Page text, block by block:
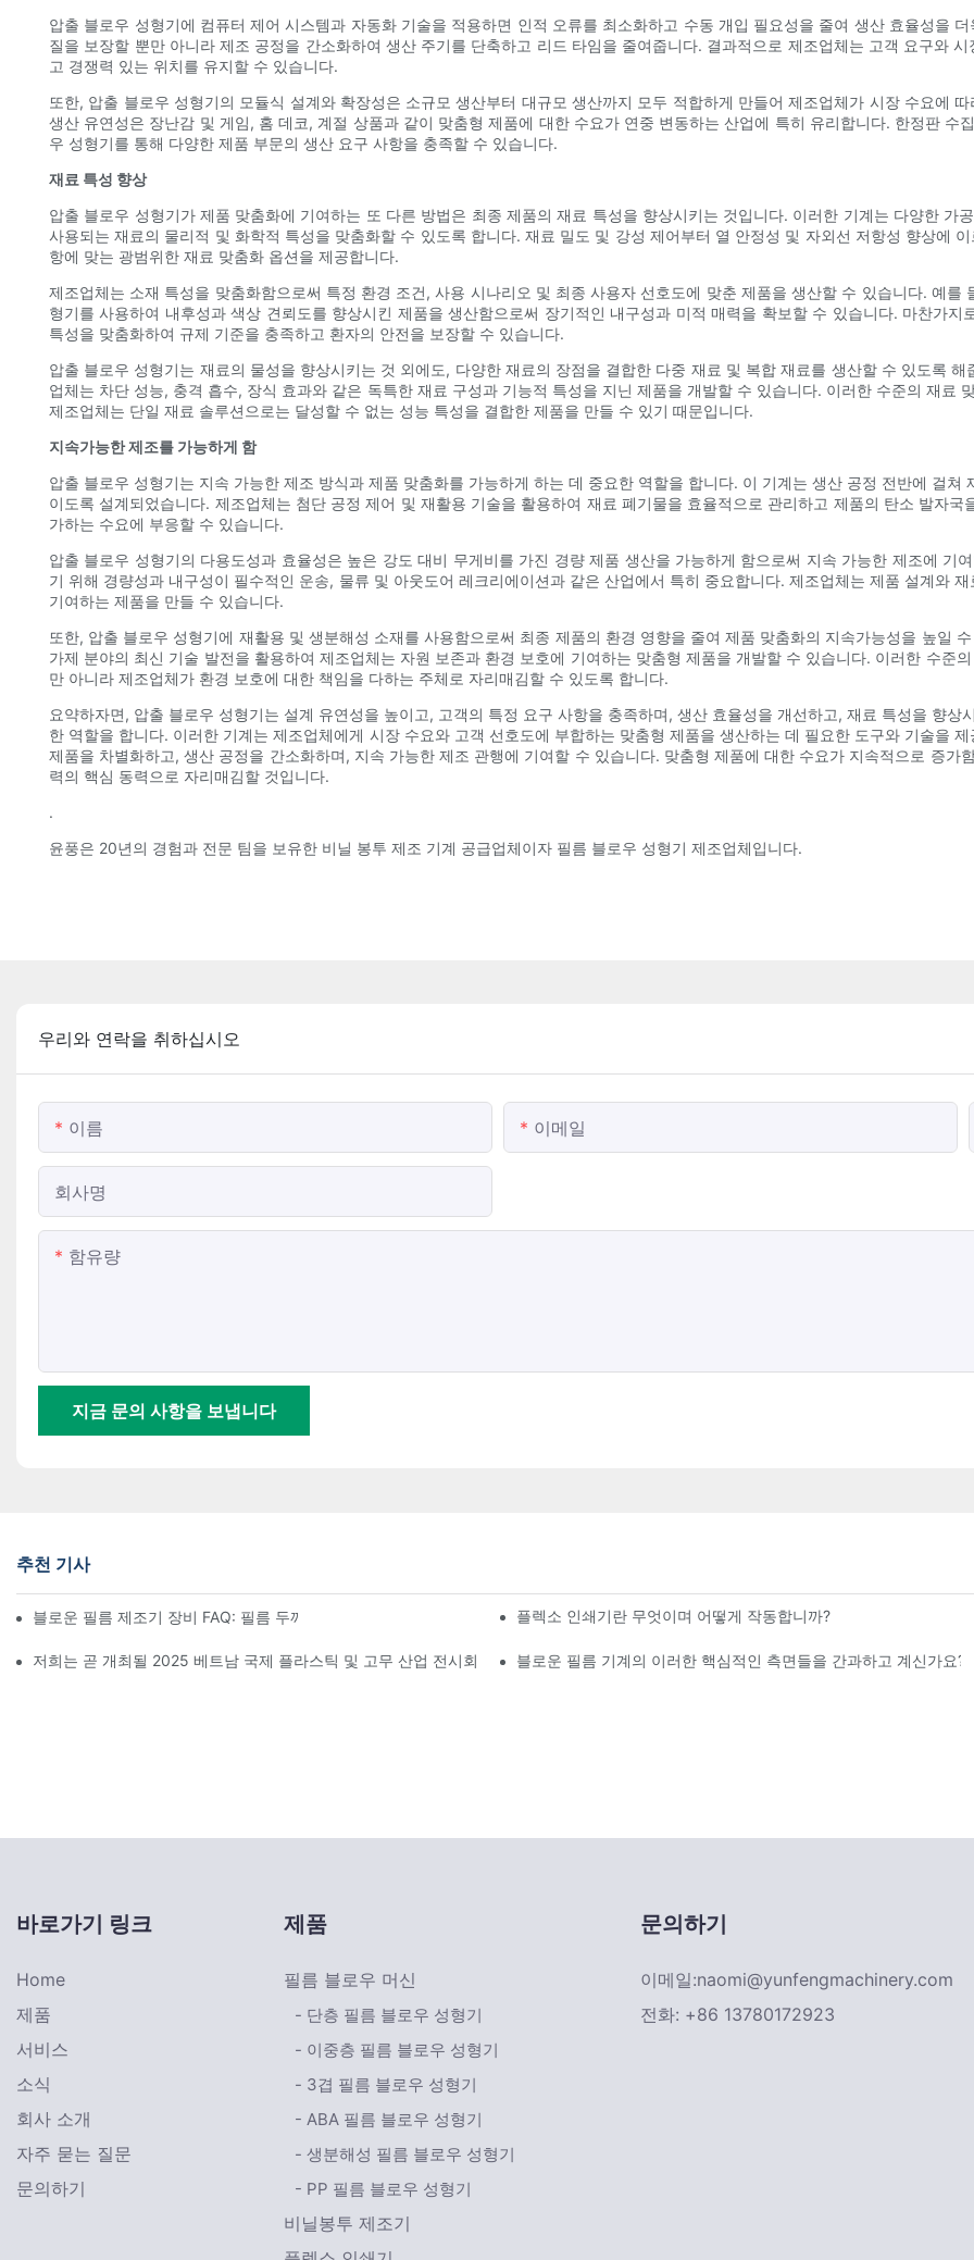
압출 블로우 성형기에 컴퓨터 제어 시스템과 자동화 기술을 적용하면 인적 오류를 최소화하고 수동 개입 필요성을 줄여 생산 효율성을
질을 보장할 뿐만 아니라 제조 공정을 간소화하여 생산 주기를 단축하고 리드 타임을 줄여줍니다. 결과적으로 제조업체는 고객 요구와
고 경쟁력 있는 위치를 유지할 수 있습니다.
또한, 압출 블로우 성형기의 모듈식 설계와 확장성은 소규모 생산부터 대규모 생산까지 모두 적합하게 만들어 제조업체가 시장 수요에
생산 유연성은 장난감 및 게임, 홈 데코, 계절 상품과 같이 맞춤형 제품에 대한 수요가 연중 변동하는 산업에 특히 유리합니다. 한정판 수
우 성형기를 통해 다양한 제품 부문의 생산 요구 사항을 충족할 수 있습니다.
재료 특성 향상
압출 블로우 성형기가 제품 맞춤화에 기여하는 또 다른 방법은 최종 제품의 재료 특성을 향상시키는 것입니다. 이러한 기계는 다양한 가
사용되는 재료의 물리적 및 화학적 특성을 맞춤화할 수 있도록 합니다. 재료 밀도 및 강성 제어부터 열 안정성 및 자외선 저항성 향상에
항에 맞는 광범위한 재료 맞춤화 옵션을 제공합니다.
제조업체는 소재 특성을 맞춤화함으로써 특정 환경 조건, 사용 시나리오 및 최종 사용자 선호도에 맞춘 제품을 생산할 수 있습니다. 예
형기를 사용하여 내후성과 색상 견뢰도를 향상시킨 제품을 생산함으로써 장기적인 내구성과 미적 매력을 확보할 수 있습니다. 마찬가
특성을 맞춤화하여 규제 기준을 충족하고 환자의 안전을 보장할 수 있습니다.
압출 블로우 성형기는 재료의 물성을 향상시키는 것 외에도, 다양한 재료의 장점을 결합한 다중 재료 및 복합 재료를 생산할 수 있도록
업체는 차단 성능, 충격 흡수, 장식 효과와 같은 독특한 재료 구성과 기능적 특성을 지닌 제품을 개발할 수 있습니다. 이러한 수준의 재료
제조업체는 단일 재료 솔루션으로는 달성할 수 없는 성능 특성을 결합한 제품을 만들 수 있기 때문입니다.
지속가능한 제조를 가능하게 함
압출 블로우 성형기는 지속 가능한 제조 방식과 제품 맞춤화를 가능하게 하는 데 중요한 역할을 합니다. 이 기계는 생산 공정 전반에 걸
이도록 설계되었습니다. 제조업체는 첨단 공정 제어 및 재활용 기술을 활용하여 재료 폐기물을 효율적으로 관리하고 제품의 탄소 발자
가하는 수요에 부응할 수 있습니다.
압출 블로우 성형기의 다용도성과 효율성은 높은 강도 대비 무게비를 가진 경량 제품 생산을 가능하게 함으로써 지속 가능한 제조에 기
기 위해 경량성과 내구성이 필수적인 운송, 물류 및 아웃도어 레크리에이션과 같은 산업에서 특히 중요합니다. 제조업체는 제품 설계와
기여하는 제품을 만들 수 있습니다.
또한, 압출 블로우 성형기에 재활용 및 생분해성 소재를 사용함으로써 최종 제품의 환경 영향을 줄여 제품 맞춤화의 지속가능성을 높일
가제 분야의 최신 기술 발전을 활용하여 제조업체는 자원 보존과 환경 보호에 기여하는 맞춤형 제품을 개발할 수 있습니다. 이러한 수준
만 아니라 제조업체가 환경 보호에 대한 책임을 다하는 주체로 자리매김할 수 있도록 합니다.
요약하자면, 압출 블로우 성형기는 설계 유연성을 높이고, 고객의 특정 요구 사항을 충족하며, 생산 효율성을 개선하고, 재료 특성을 향
한 역할을 합니다. 이러한 기계는 제조업체에게 시장 수요와 고객 선호도에 부합하는 맞춤형 제품을 생산하는 데 필요한 도구와 기술을
제품을 차별화하고, 생산 공정을 간소화하며, 지속 가능한 제조 관행에 기여할 수 있습니다. 맞춤형 제품에 대한 수요가 지속적으로 증가
력의 핵심 동력으로 자리매김할 것입니다.
.
윤풍은 20년의 경험과 전문 팀을 보유한 비닐 봉투 제조 기계 공급업체이자 필름 블로우 성형기 제조업체입니다.
우리와 연락을 취하십시오
이름 이메일
회사명
함유량
지금 문의 사항을 보냅니다
추천 기사
블로운 필름 제조기 장비 FAQ: 필름 두께 불균일 문제는 어떻게 해결해야 하나요?플렉소 인쇄기란 무엇이며 어떻게 작동합니까?
저희는 곧 개최될 2025 베트남 국제 플라스틱 및 고무 산업 전시회에 참가할 예정입니다.블로운 필름 기계의 이러한 핵심적인 측면들을 간과하고 계신가요?
바로가기 링크
Home
제품
서비스
소식
회사 소개
자주 묻는 질문
문의하기
제품
필름 블로우 머신
- 단층 필름 블로우 성형기
- 이중층 필름 블로우 성형기
- 3겹 필름 블로우 성형기
- ABA 필름 블로우 성형기
- 생분해성 필름 블로우 성형기
- PP 필름 블로우 성형기
비닐봉투 제조기
문의하기
이메일:naomi@yunfengmachinery.com
전화: +86 13780172923